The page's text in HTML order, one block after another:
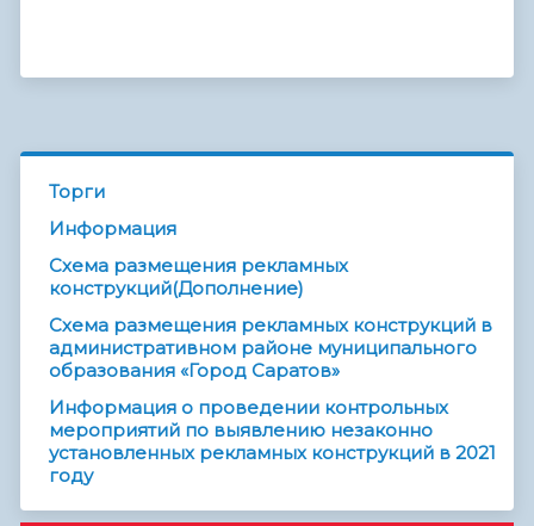
Торги
Информация
Схема размещения рекламных
конструкций(Дополнение)
Схема размещения рекламных конструкций в
административном районе муниципального
образования «Город Саратов»
Информация о проведении контрольных
мероприятий по выявлению незаконно
установленных рекламных конструкций в 2021
году